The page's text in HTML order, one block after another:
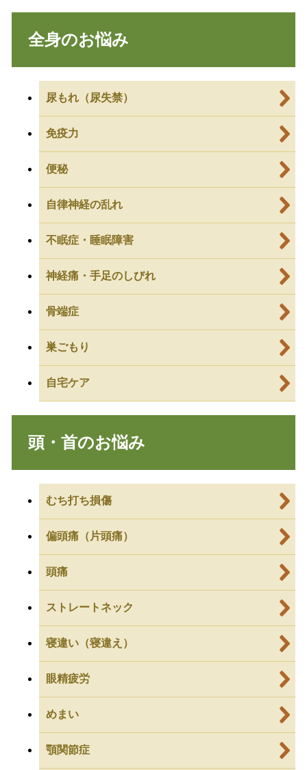
全身のお悩み
尿もれ（尿失禁）
免疫力
便秘
自律神経の乱れ
不眠症・睡眠障害
神経痛・手足のしびれ
骨端症
巣ごもり
自宅ケア
頭・首のお悩み
むち打ち損傷
偏頭痛（片頭痛）
頭痛
ストレートネック
寝違い（寝違え）
眼精疲労
めまい
顎関節症